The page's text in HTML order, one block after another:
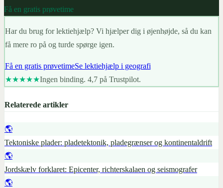
Få en gratis prøvetime
Har du brug for lektiehjælp? Vi hjælper dig i øjenhøjde, så du kan
få mere ro på og turde spørge igen.
Få en gratis prøvetimeSe lektiehjælp i geografi
★★★★★Ingen binding. 4,7 på Trustpilot.
Relaterede artikler
🌎
Tektoniske plader: pladetektonik, pladegrænser og kontinentaldrift
🌎
Jordskælv forklaret: Epicenter, richterskalaen og seismografer
🌎